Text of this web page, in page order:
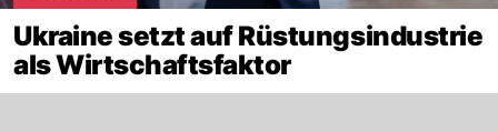
Ukraine setzt auf Rüstungsindustrie
als Wirtschaftsfaktor